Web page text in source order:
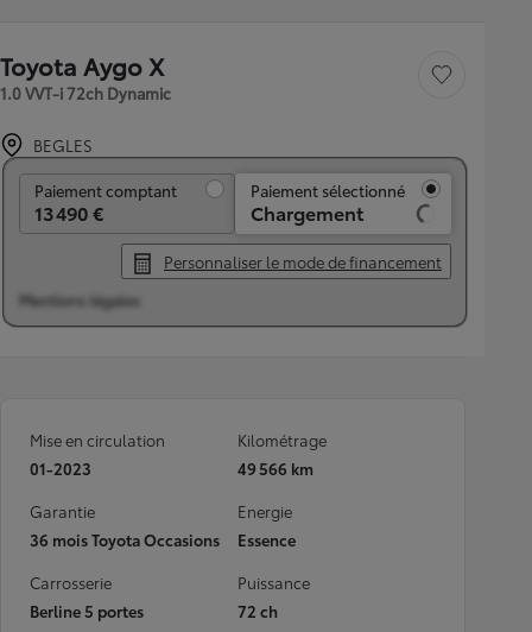
Toyota Aygo X
1.0 VVT-i 72ch Dynamic
Sauvegarder le
BEGLES
Paiement comptant
13 490 €
Paiement sélectionné
Chargement
Personnaliser le mode de financement
Mentions légales
Mise en circulation
01-2023
Kilométrage
49 566 km
Garantie
36 mois Toyota Occasions
Energie
Essence
Carrosserie
Berline 5 portes
Puissance
72 ch